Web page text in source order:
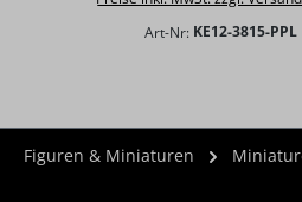
Art-Nr: KE12-3815-PPL
Figuren & Miniaturen